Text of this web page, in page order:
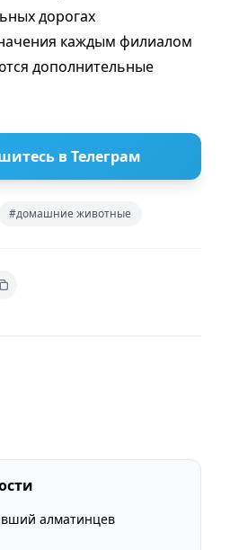
дорогах
каждым филиалом
дополнительные
в Телеграм
#домашние животные
алматинцев